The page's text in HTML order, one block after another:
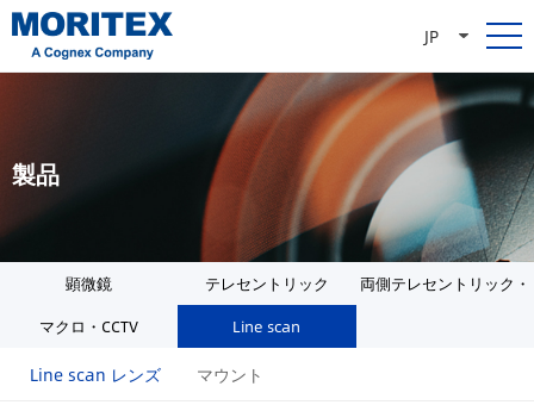
JP
製品
顕微鏡 テレセントリック
両側テレセントリック・
マクロ・CCTV Line scan
Line scan レンズ マウント